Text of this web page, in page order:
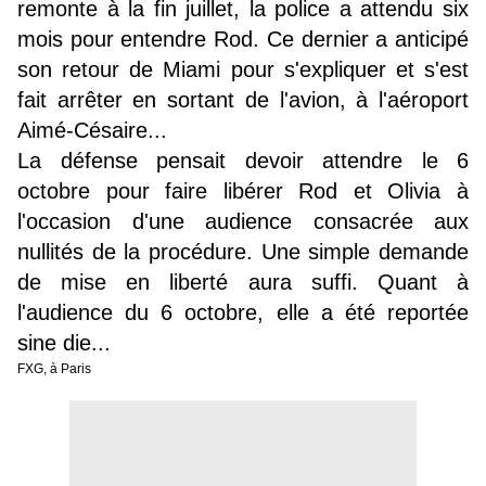
remonte à la fin juillet, la police a attendu six
mois pour entendre Rod. Ce dernier a anticipé
son retour de Miami pour s'expliquer et s'est
fait arrêter en sortant de l'avion, à l'aéroport
Aimé-Césaire...
La défense pensait devoir attendre le 6
octobre pour faire libérer Rod et Olivia à
l'occasion d'une audience consacrée aux
nullités de la procédure. Une simple demande
de mise en liberté aura suffi. Quant à
l'audience du 6 octobre, elle a été reportée
sine die...
FXG, à Paris